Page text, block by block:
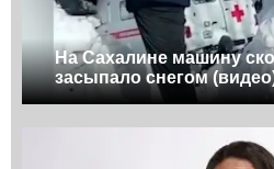
На Сахалине машину
засыпало снегом